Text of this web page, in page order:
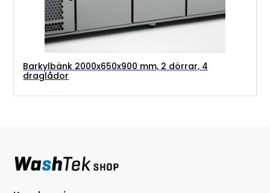
Barkylbänk 2000x650x900 mm, 2 dörrar, 4
draglådor